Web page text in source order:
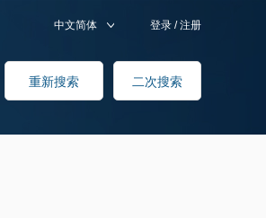
登录 /注册
中文简体